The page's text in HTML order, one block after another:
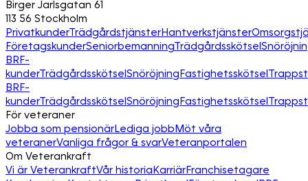
Birger Jarlsgatan 61
113 56 Stockholm
PrivatkunderTrädgårdstjänsterHantverkstjänster
FöretagskunderSeniorbemanningTrädgårdsskötsel
BRF-
kunderTrädgårdsskötselSnöröjningFastighetsskötsel
BRF-
kunderTrädgårdsskötselSnöröjningFastighetsskötsel
För veteraner
Jobba som pensionärLediga jobbMöt våra
veteranerVanliga frågor & svarVeteranportalen
Om Veterankraft
Vi är VeterankraftVår historiaKarriärFranchisetagare